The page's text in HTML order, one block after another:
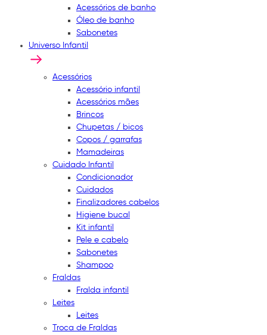
Acessórios de banho
Óleo de banho
Sabonetes
Universo Infantil
Acessórios
Acessório infantil
Acessórios mães
Brincos
Chupetas / bicos
Copos / garrafas
Mamadeiras
Cuidado Infantil
Condicionador
Cuidados
Finalizadores cabelos
Higiene bucal
Kit infantil
Pele e cabelo
Sabonetes
Shampoo
Fraldas
Fralda infantil
Leites
Leites
Troca de Fraldas